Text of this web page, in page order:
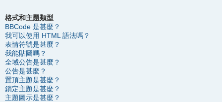
格式和主題類型
BBCode 是甚麼？
我可以使用 HTML 語法嗎？
表情符號是甚麼？
我能貼圖嗎？
全域公告是甚麼？
公告是甚麼？
置頂主題是甚麼？
鎖定主題是甚麼？
主題圖示是甚麼？